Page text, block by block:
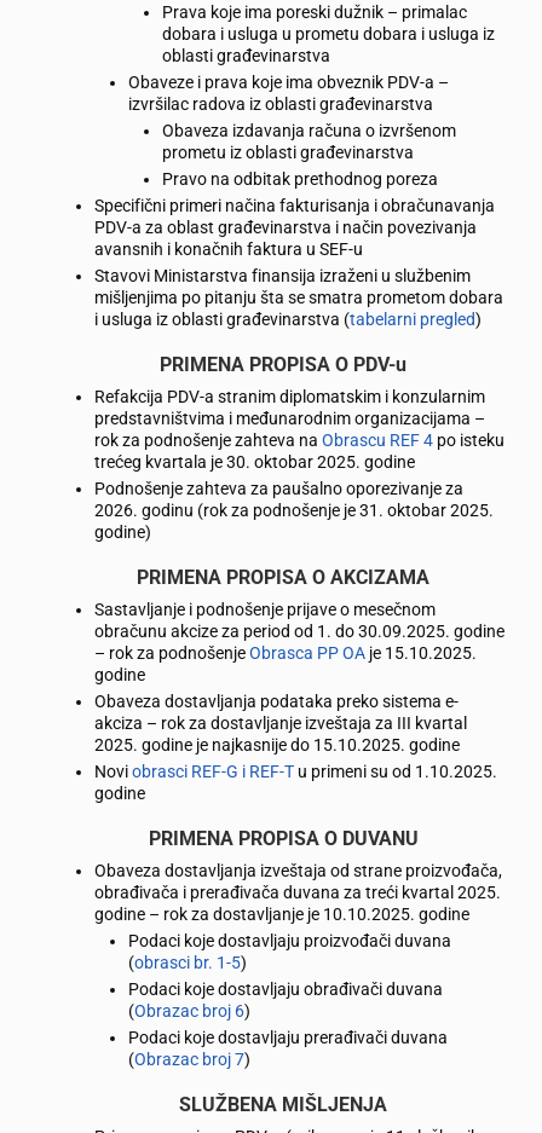
Prava koje ima poreski dužnik – primalac
dobara i usluga u prometu dobara i usluga iz
oblasti građevinarstva
Obaveze i prava koje ima obveznik PDV-a –
izvršilac radova iz oblasti građevinarstva
Obaveza izdavanja računa o izvršenom
prometu iz oblasti građevinarstva
Pravo na odbitak prethodnog poreza
Specifični primeri načina fakturisanja i obračunavanja
PDV-a za oblast građevinarstva i način povezivanja
avansnih i konačnih faktura u SEF-u
Stavovi Ministarstva finansija izraženi u službenim
mišljenjima po pitanju šta se smatra prometom dobara
i usluga iz oblasti građevinarstva (tabelarni pregled)
PRIMENA PROPISA O PDV-u
Refakcija PDV-a stranim diplomatskim i konzularnim
predstavništvima i međunarodnim organizacijama –
rok za podnošenje zahteva na Obrascu REF 4 po isteku
trećeg kvartala je 30. oktobar 2025. godine
Podnošenje zahteva za paušalno oporezivanje za
2026. godinu (rok za podnošenje je 31. oktobar 2025.
godine)
PRIMENA PROPISA O AKCIZAMA
Sastavljanje i podnošenje prijave o mesečnom
obračunu akcize za period od 1. do 30.09.2025. godine
– rok za podnošenjeObrasca PP OA je 15.10.2025.
godine
Obaveza dostavljanja podataka preko sistema e-
akciza – rok za dostavljanje izveštaja za III kvartal
2025. godine je najkasnije do 15.10.2025. godine
Noviobrasci REF-G i REF-T u primeni su od 1.10.2025.
godine
PRIMENA PROPISA O DUVANU
Obaveza dostavljanja izveštaja od strane proizvođača,
obrađivača i prerađivača duvana za treći kvartal 2025.
godine – rok za dostavljanje je 10.10.2025. godine
Podaci koje dostavljaju proizvođači duvana
(obrasci br. 1-5)
Podaci koje dostavljaju obrađivači duvana
(Obrazac broj 6)
Podaci koje dostavljaju prerađivači duvana
(Obrazac broj 7)
SLUŽBENA MIŠLJENJA